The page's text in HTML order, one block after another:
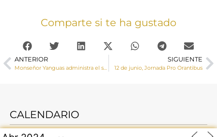
Comparte si te ha gustado
ANTERIOR
Monseñor Yanguas administra el sacramento de la Confirmación a un grupo de jóvenes de Motilla del Palancar
SIGUIENTE
12 de junio, Jornada Pro Orantibus
CALENDARIO